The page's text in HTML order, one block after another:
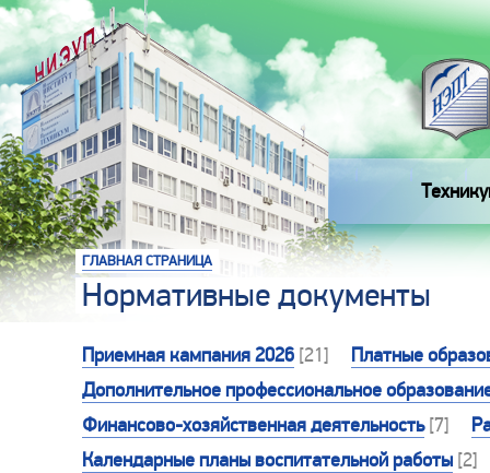
ГЛАВНАЯ СТРАНИЦА
Нормативные документы
Приемная кампания 2026 [21]
Платные
Дополнительное профессиональное
Финансово-хозяйственная деятельность [7]
Календарные планы воспитательной работы [2]